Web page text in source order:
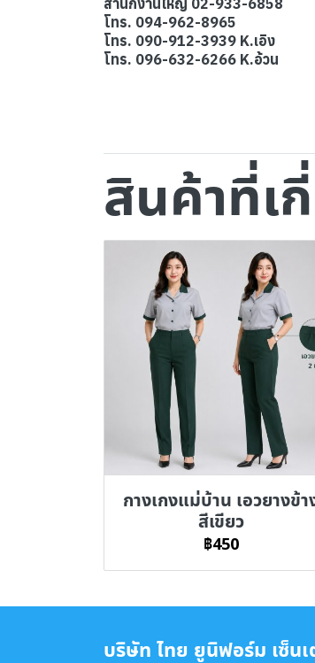
สำนักงานใหญ่ 02-933-6858
โทร. 094-962-8965
โทร. 090-912-3939 K.เอิง
โทร. 096-632-6266 K.อ้วน
สินค้าที่เ
กางเกงแม่บ้าน เอวยางข้า
สีเขียว
฿450
บริษัท ไทย ยูนิฟอร์ม เซ็นเ